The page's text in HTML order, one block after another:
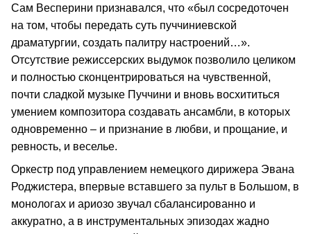
Сам Весперини признавался, что «был сосредоточен
на том, чтобы передать суть пуччиниевской
драматургии, создать палитру настроений…».
Отсутствие режиссерских выдумок позволило целиком
и полностью сконцентрироваться на чувственной,
почти сладкой музыке Пуччини и вновь восхититься
умением композитора создавать ансамбли, в которых
одновременно – и признание в любви, и прощание, и
ревность, и веселье.
Оркестр под управлением немецкого дирижера Эвана
Роджистера, впервые вставшего за пульт в Большом, в
монологах и ариозо звучал сбалансированно и
аккуратно, а в инструментальных эпизодах жадно